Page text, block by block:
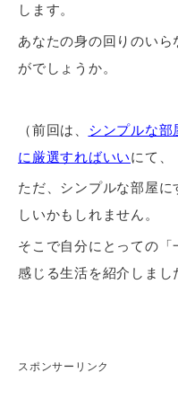
します。
あなたの身の回りのい
がでしょうか。
（前回は、 シンプルな部
に厳選すればいいにて、
ただ、シンプルな部屋
しいかもしれません。
そこで自分にとっての
感じる生活を紹介しまし
スポンサーリンク